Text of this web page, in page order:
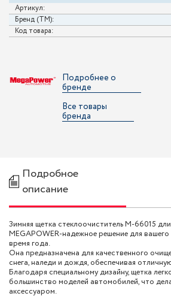
Артикул:
Бренд (ТМ):
Код товара:
Подробнее о
бренде
Все товары
бренда
Подробное
описание
Зимняя щетка стеклоочиститель M-66015
MEGAPOWER-надежное решение для
время года.
Она предназначена для качественного
снега, наледи и дождя, обеспечивая
Благодаря специальному дизайну, щетка
большинство моделей автомобилей, что
аксессуаром.